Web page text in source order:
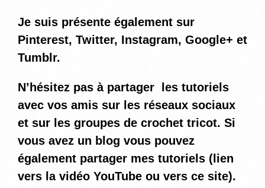
Je suis présente également sur
Pinterest, Twitter, Instagram, Google+ et
Tumblr.
N’hésitez pas à partager les tutoriels
avec vos amis sur les réseaux sociaux
et sur les groupes de crochet tricot. Si
vous avez un blog vous pouvez
également partager mes tutoriels (lien
vers la vidéo YouTube ou vers ce site).